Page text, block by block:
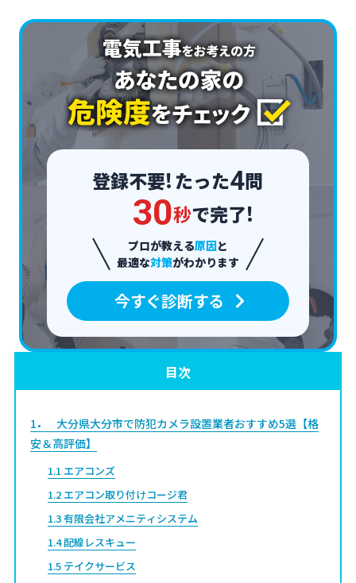
登録不要!たった4問
30秒で完了!
プロが教える原因と
最適な対策がわかります
今すぐ診断する
目次
1
大分県大分市で防犯カメラ設置業者おすすめ5選【格
安＆高評価】
1.1 エアコンズ
1.2エアコン取り付けコージ君
1.3有限会社アメニティシステム
1.4配線レスキュー
1.5テイクサービス